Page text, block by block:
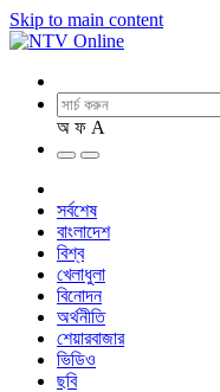
Skip to main content
অ ফ A
সর্বশেষ
বাংলাদেশ
বিশ্ব
খেলাধুলা
বিনোদন
অর্থনীতি
শেয়ারবাজার
ভিডিও
ছবি